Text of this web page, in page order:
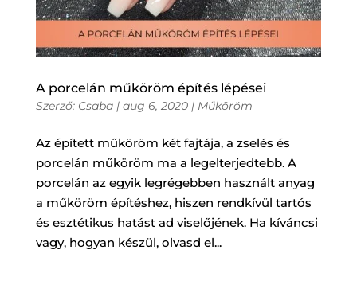
A porcelán műköröm építés lépései
Szerző: Csaba| aug 6, 2020| Műköröm
Az épített műköröm két fajtája, a zselés és
porcelán műköröm ma a legelterjedtebb. A
porcelán az egyik legrégebben használt anyag
a műköröm építéshez, hiszen rendkívül tartós
és esztétikus hatást ad viselőjének. Ha kíváncsi
vagy, hogyan készül, olvasd el...